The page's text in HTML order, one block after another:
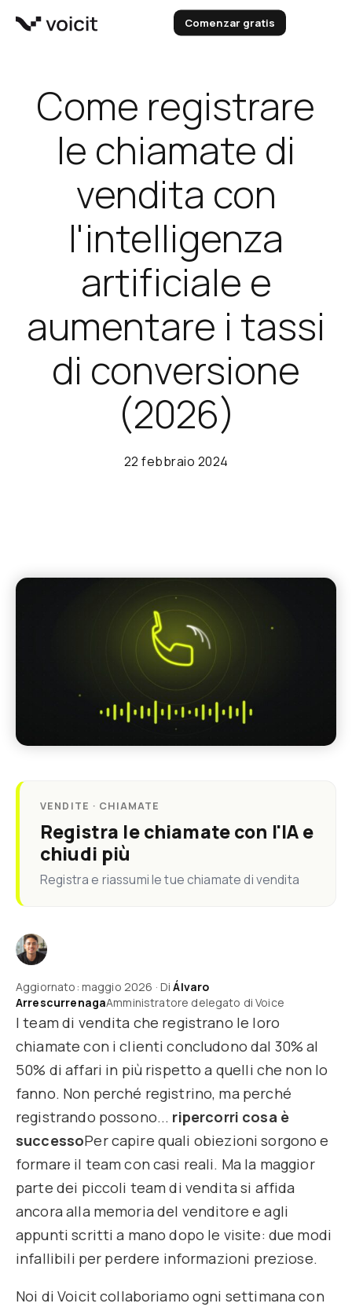
Comenzar gratis
Come registrare
le chiamate di
vendita con
l'intelligenza
artificiale e
aumentare i tassi
di conversione
(2026)
22 febbraio 2024
VENDITE · CHIAMATE
Registra le chiamate con l'IA e
chiudi più
Registra e riassumi le tue chiamate di vendita
Aggiornato: maggio 2026 · DiÁlvaro
ArrescurrenagaAmministratore delegato di Voice
I team di vendita che registrano le loro
chiamate con i clienti concludono dal 30% al
50% di affari in più rispetto a quelli che non lo
fanno. Non perché registrino, ma perché
registrando possono... ripercorri cosa è
successoPer capire quali obiezioni sorgono e
formare il team con casi reali. Ma la maggior
parte dei piccoli team di vendita si affida
ancora alla memoria del venditore e agli
appunti scritti a mano dopo le visite: due modi
infallibili per perdere informazioni preziose.
Noi di Voicit collaboriamo ogni settimana con